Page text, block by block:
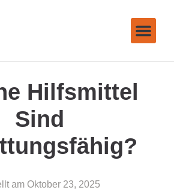
Hilfsmittel
Sind
am Oktober 23, 2025